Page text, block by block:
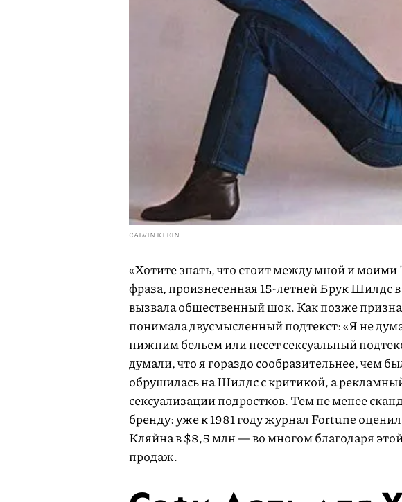
CALVIN KLEIN
«Хотите знать, что стоит между мной и
фраза, произнесенная 15-летней Брук Шилдс
вызвала общественный шок. Как позже
понимала двусмысленный подтекст: «Я не
нижним бельем или несет сексуальный
думали, что я гораздо сообразительнее, чем
обрушилась на Шилдс с критикой, а
сексуализации подростков. Тем не менее
бренду: уже к 1981 году журнал Fortune
Кляйна в $8,5 млн — во многом благодаря
продаж.